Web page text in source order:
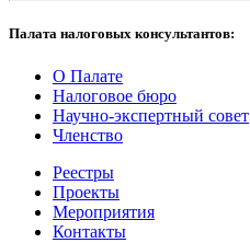
Палата налоговых консультантов:
О Палате
Налоговое бюро
Научно-экспертный совет
Членство
Реестры
Проекты
Мероприятия
Контакты